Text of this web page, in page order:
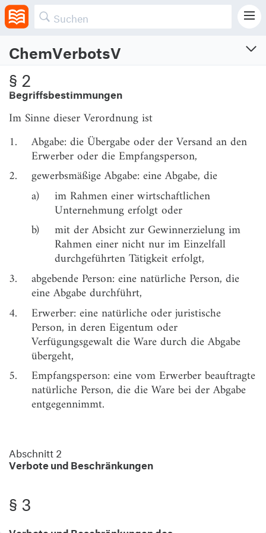
ChemVerbotsV
Verordnung über Verbote und Beschränkungen des Inverkehrbringens und über die
Abgabe bestimmter Stoffe, Gemische und Erzeugnisse nach dem
Chemikaliengesetz
Vom 20.1.2017 (BGBl. I S. 94; 2018 S. 1389)
Zuletzt geändert am 21.4.2026 (BGBl. I S. Nr. 108)
Anwendungsbereich, Begriffsbestimmungen
Anwendungsbereich
Begriffsbestimmungen
Abschnitt 2
Verbote und Beschränkungen
§ 3
Verbote und Beschränkungen des
Inverkehrbringens
§ 4
Nationale Ausnahmen von
Beschränkungsregelungen nach der Verordnung
(EG) Nr. 1907/2006
Abschnitt 3
Regelungen zur Abgabe
Anforderungen und Ausnahmen
§ 8
Grundanforderungen zur Durchführung der Abgabe
§ 10
einzuhalten sind.
§ 2
Begriffsbestimmungen
Im Sinne dieser Verordnung ist
1.
Abgabe: die Übergabe oder der Versand an den
Erwerber oder die Empfangsperson,
2.
gewerbsmäßige Abgabe: eine Abgabe, die
a)
im Rahmen einer wirtschaftlichen
Unternehmung erfolgt oder
b)
mit der Absicht zur Gewinnerzielung im
Rahmen einer nicht nur im Einzelfall
durchgeführten Tätigkeit erfolgt,
3.
abgebende Person: eine natürliche Person, die
eine Abgabe durchführt,
4.
Erwerber: eine natürliche oder juristische
Person, in deren Eigentum oder
Verfügungsgewalt die Ware durch die Abgabe
übergeht,
5.
Empfangsperson: eine vom Erwerber beauftragte
natürliche Person, die die Ware bei der Abgabe
entgegennimmt.
Abschnitt 2
Verbote und Beschränkungen
§ 3